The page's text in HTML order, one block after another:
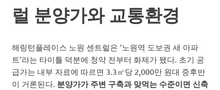
럴 분양가와 교통환경
해링턴플레이스 노원 센트럴은 ‘노원역 도보권 새 아파
트’라는 타이틀 덕분에 청약 전부터 화제가 됐다. 초기 공
급가는 내부 자료에 따르면 3.3㎡당 2,000만 원대 중후반
이 거론된다. 분양가가 주변 구축과 맞먹는 수준이면 신축